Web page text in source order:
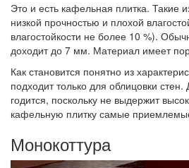
Это и есть кафельная плитка. Такие
низкой прочностью и плохой
влагостойкости не более 10 %).
доходит до 7 мм. Материал имеет
Как становится понятно из
подходит только для облицовки
годится, поскольку не выдержит
кафельную плитку самые
Монокоттура